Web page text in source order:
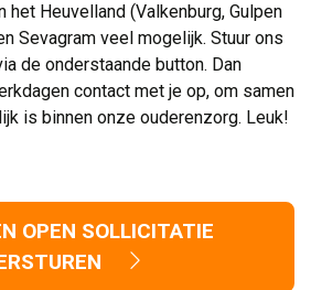
het Heuvelland (Valkenburg, Gulpen
Sevagram veel mogelijk. Stuur ons
de onderstaande button. Dan
contact met je op, om samen
is binnen onze ouderenzorg. Leuk!
OPEN SOLLICITATIE